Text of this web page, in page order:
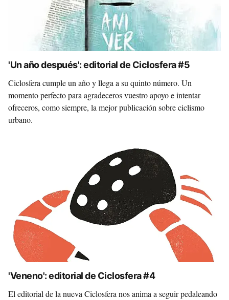
'Un año después': editorial de Ciclosfera #5
Ciclosfera cumple un año y llega a su quinto número. Un
momento perfecto para agradeceros vuestro apoyo e intentar
ofreceros, como siempre, la mejor publicación sobre ciclismo
urbano.
'Veneno': editorial de Ciclosfera #4
El editorial de la nueva Ciclosfera nos anima a seguir pedaleando